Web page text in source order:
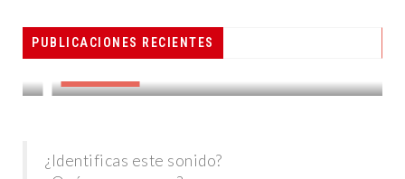
PUBLICACIONES RECIENTES
PESCADORES RECIBEN EQUIPO DE
RADIOCOMUNICACIÓN
¿Identificas este sonido?